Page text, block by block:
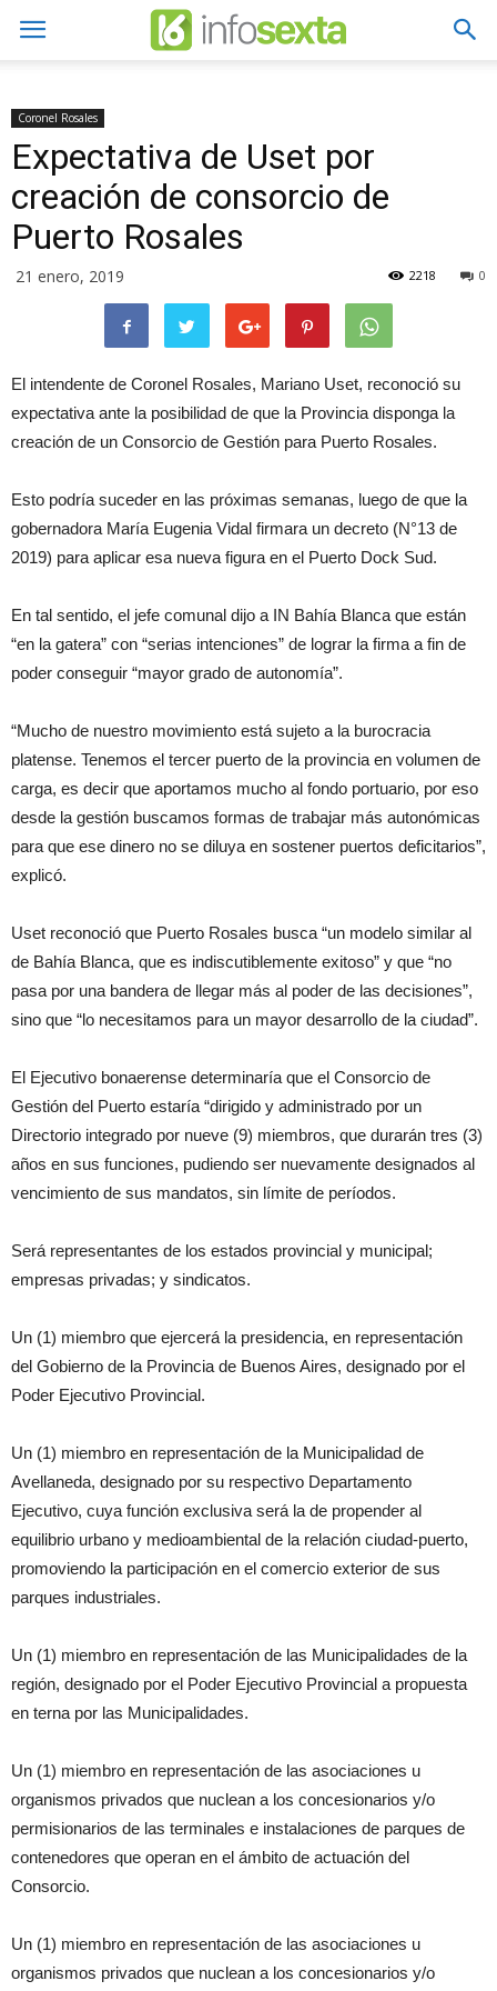
Coronel Rosales
Expectativa de Uset por
creación de consorcio de
Puerto Rosales
21 enero, 2019 0
2218
El intendente de Coronel Rosales, Mariano Uset, reconoció su
expectativa ante la posibilidad de que la Provincia disponga la
creación de un Consorcio de Gestión para Puerto Rosales.
Esto podría suceder en las próximas semanas, luego de que la
gobernadora María Eugenia Vidal firmara un decreto (N°13 de
2019) para aplicar esa nueva figura en el Puerto Dock Sud.
En tal sentido, el jefe comunal dijo a IN Bahía Blanca que están
“en la gatera” con “serias intenciones” de lograr la firma a fin de
poder conseguir “mayor grado de autonomía”.
“Mucho de nuestro movimiento está sujeto a la burocracia
platense. Tenemos el tercer puerto de la provincia en volumen de
carga, es decir que aportamos mucho al fondo portuario, por eso
desde la gestión buscamos formas de trabajar más autonómicas
para que ese dinero no se diluya en sostener puertos deficitarios”,
explicó.
Uset reconoció que Puerto Rosales busca “un modelo similar al
de Bahía Blanca, que es indiscutiblemente exitoso” y que “no
pasa por una bandera de llegar más al poder de las decisiones”,
sino que “lo necesitamos para un mayor desarrollo de la ciudad”.
El Ejecutivo bonaerense determinaría que el Consorcio de
Gestión del Puerto estaría “dirigido y administrado por un
Directorio integrado por nueve (9) miembros, que durarán tres (3)
años en sus funciones, pudiendo ser nuevamente designados al
vencimiento de sus mandatos, sin límite de períodos.
Será representantes de los estados provincial y municipal;
empresas privadas; y sindicatos.
Un (1) miembro que ejercerá la presidencia, en representación
del Gobierno de la Provincia de Buenos Aires, designado por el
Poder Ejecutivo Provincial.
Un (1) miembro en representación de la Municipalidad de
Avellaneda, designado por su respectivo Departamento
Ejecutivo, cuya función exclusiva será la de propender al
equilibrio urbano y medioambiental de la relación ciudad-puerto,
promoviendo la participación en el comercio exterior de sus
parques industriales.
Un (1) miembro en representación de las Municipalidades de la
región, designado por el Poder Ejecutivo Provincial a propuesta
en terna por las Municipalidades.
Un (1) miembro en representación de las asociaciones u
organismos privados que nuclean a los concesionarios y/o
permisionarios de las terminales e instalaciones de parques de
contenedores que operan en el ámbito de actuación del
Consorcio.
Un (1) miembro en representación de las asociaciones u
organismos privados que nuclean a los concesionarios y/o